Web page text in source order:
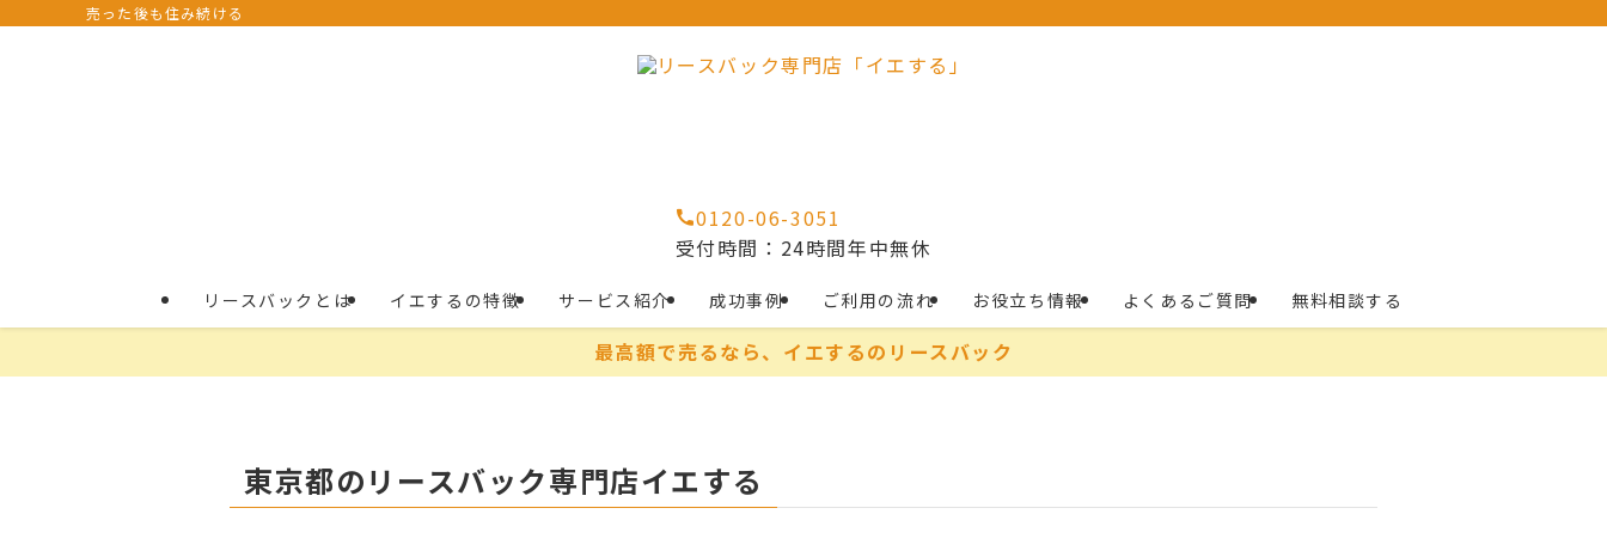
売った後も住み続ける
リースバックとは イエするの特徴 サービス紹介 成功事例 ご利用の流れ お役立ち情報 よくあるご質問 無料相談する
0120-06-3051
受付時間：24時間年中無休
最高額で売るなら、イエするのリースバック
東京都のリースバック専門店イエする